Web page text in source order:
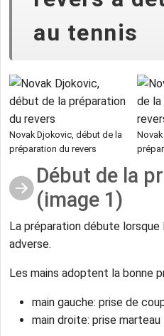
au tennis
Novak Djokovic, début de la
préparation du revers
Début de la
(image 1)
La préparation débute
adverse.
Les mains adoptent la bonne
main gauche: prise de
main droite: prise marteau